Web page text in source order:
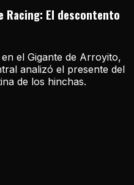
El descontento
el Gigante de Arroyito,
analizó el presente del
de los hinchas.